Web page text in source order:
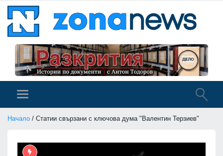
Начало / Статии свързани с ключова дума "Валентин Терзиев"